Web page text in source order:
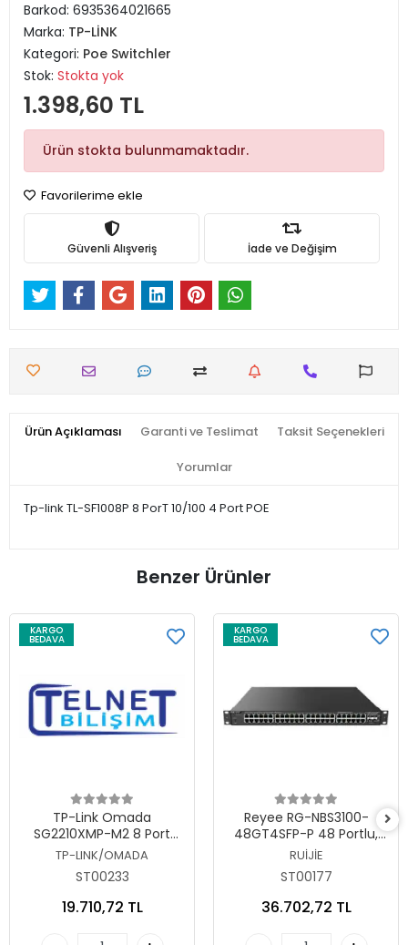
Barkod: 6935364021665
Marka: TP-LİNK
Kategori: Poe Switchler
Stok: Stokta yok
1.398,60 TL
Ürün stokta bulunmamaktadır.
Favorilerime ekle
Güvenli Alışveriş İade ve Değişim
Ürün Açıklaması Garanti ve Teslimat Taksit Seçenekleri
Yorumlar
Tp-link TL-SF1008P 8 PorT 10/100 4 Port POE
Benzer Ürünler
KARGO
BEDAVA
Sepete Ekle
TP-Link Omada
SG2210XMP-M2 8 Port
2.5G Gigabit PoE Switch
TP-LINK/OMADA
ST00233
19.710,72 TL
KARGO
BEDAVA
Sepete Ekle
Reyee RG-NBS3100-
48GT4SFP-P 48 Portlu,
10/100/1000 Gigabit, L2
Yönetilebilir Switch, 4 SFP,
48 Port PoE+ (370W)
RUİJİE
ST00177
36.702,72 TL